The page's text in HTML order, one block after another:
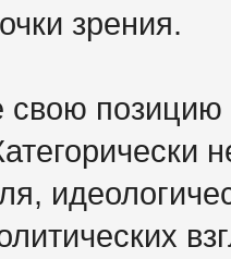
зрения.